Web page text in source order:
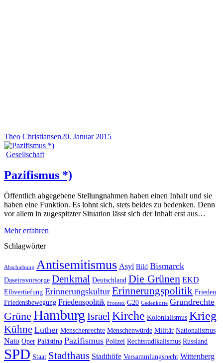
Theo Christiansen20. Januar 2015
Gesellschaft
Pazifismus *)
Öffentlich abgegebene Stellungnahmen haben einen Inhalt und sie
haben eine Funktion. Es lohnt sich, stets beides zu bedenken. Denn
vor allem in zugespitzter Situation lässt sich der Inhalt erst aus…
Mehr erfahren
Schlagwörter
Abschiebung Antisemitismus Asyl Bild Bismarck
Daseinsvorsorge Denkmal Deutschland Die Grünen EKD
Elbvertiefung Erinnerungskultur Erinnerungspolitik Frieden
Friedensbewegung Friedenspolitik Frontex G20 Gedenkorte Grundrechte
Grüne Hamburg IsraelKirche Kolonialismus Krieg
Kühne Luther Menschenrechte Menschenwürde Militär Nationalismus
Nato Oper Palästina Pazifismus Polizei Rechtsradikalismus Russland
SPD Staat Stadthaus Stadthöfe Versammlungsrecht Wittenberg